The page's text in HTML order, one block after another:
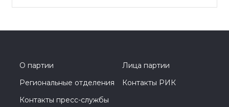
О партии
Лица партии
Региональные отделения
Контакты РИК
Контакты пресс-службы